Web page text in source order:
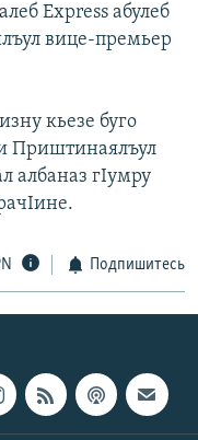
Express абулеб
вице-премьер
кьезе буго
Приштинаялъул
албаназ гIумру
Подпишитесь